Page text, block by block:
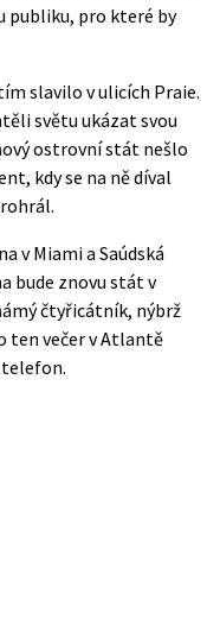
publiku, pro které by
slavilo v ulicích Praie.
světu ukázat svou
ostrovní stát nešlo
kdy se na ně díval
v Miami a Saúdská
bude znovu stát v
čtyřicátník, nýbrž
ten večer v Atlantě